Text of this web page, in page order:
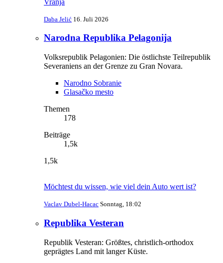
Daba Jelić 16. Juli 2026
Narodna Republika Pelagonija
Volksrepublik Pelagonien: Die östlichste Teilrepublik
Severaniens an der Grenze zu Gran Novara.
Narodno Sobranie
Glasačko mesto
Themen
178
Beiträge
1,5k
1,5k
Möchtest du wissen, wie viel dein Auto wert ist?
Vaclav Dubel-Hacac Sonntag, 18:02
Republika Vesteran
Republik Vesteran: Größtes, christlich-orthodox
geprägtes Land mit langer Küste.